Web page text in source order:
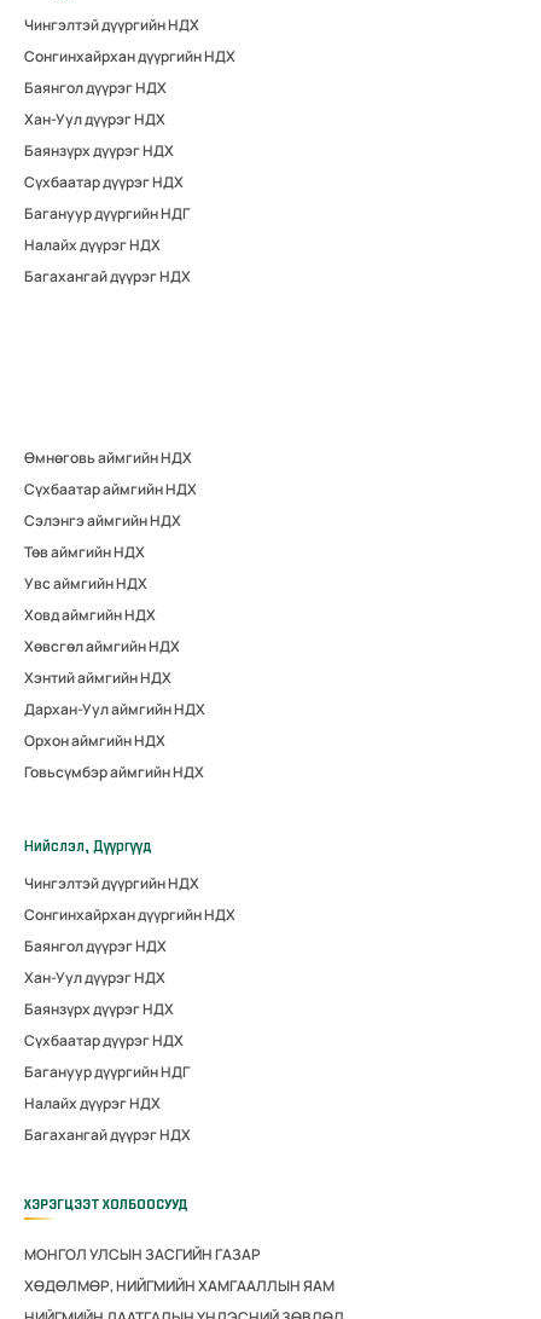
Чингэлтэй дүүргийн НДХ
Сонгинхайрхан дүүргийн НДХ
Баянгол дүүрэг НДХ
Хан-Уул дүүрэг НДХ
Баянзүрх дүүрэг НДХ
Сүхбаатар дүүрэг НДХ
Багануур дүүргийн НДГ
Налайх дүүрэг НДХ
Багахангай дүүрэг НДХ
Өмнөговь аймгийн НДХ
Сүхбаатар аймгийн НДХ
Сэлэнгэ аймгийн НДХ
Төв аймгийн НДХ
Увс аймгийн НДХ
Ховд аймгийн НДХ
Хөвсгөл аймгийн НДХ
Хэнтий аймгийн НДХ
Дархан-Уул аймгийн НДХ
Орхон аймгийн НДХ
Говьсүмбэр аймгийн НДХ
Нийслэл, Дүүргүүд
Чингэлтэй дүүргийн НДХ
Сонгинхайрхан дүүргийн НДХ
Баянгол дүүрэг НДХ
Хан-Уул дүүрэг НДХ
Баянзүрх дүүрэг НДХ
Сүхбаатар дүүрэг НДХ
Багануур дүүргийн НДГ
Налайх дүүрэг НДХ
Багахангай дүүрэг НДХ
ХЭРЭГЦЭЭТ ХОЛБООСУУД
МОНГОЛ УЛСЫН ЗАСГИЙН ГАЗАР
ХӨДӨЛМӨР, НИЙГМИЙН ХАМГААЛЛЫН ЯАМ